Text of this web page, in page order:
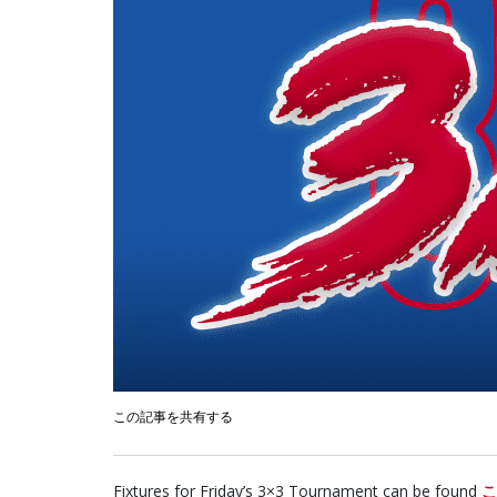
この記事を共有する
Fixtures for Friday’s 3×3 Tournament can be found